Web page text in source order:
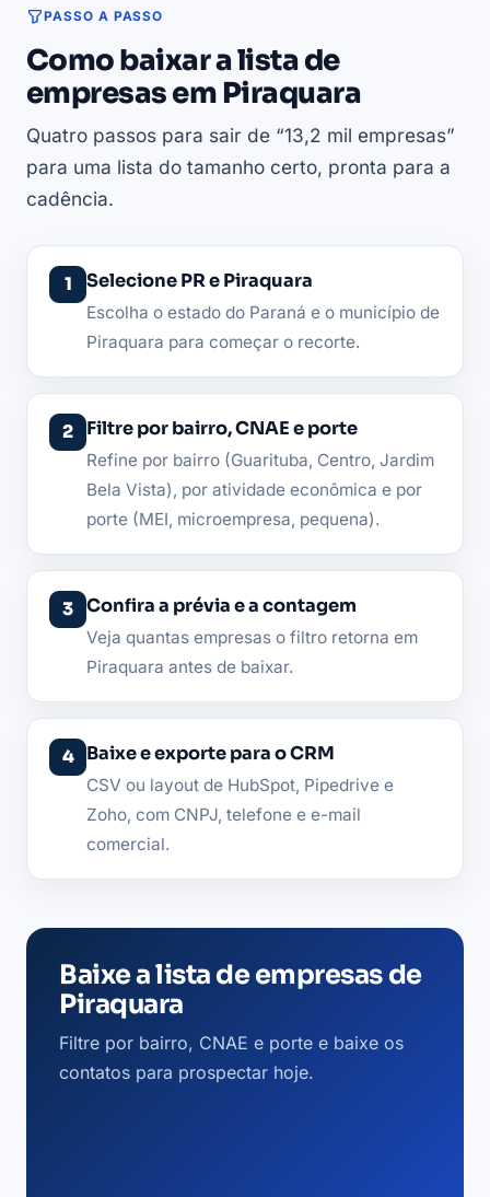
PASSO A PASSO
Como baixar a lista de
empresas em Piraquara
Quatro passos para sair de “13,2 mil empresas”
para uma lista do tamanho certo, pronta para a
cadência.
Selecione PR e Piraquara
Escolha o estado do Paraná e o município de
Piraquara para começar o recorte.
Filtre por bairro, CNAE e porte
Refine por bairro (Guarituba, Centro, Jardim
Bela Vista), por atividade econômica e por
porte (MEI, microempresa, pequena).
Confira a prévia e a contagem
Veja quantas empresas o filtro retorna em
Piraquara antes de baixar.
Baixe e exporte para o CRM
CSV ou layout de HubSpot, Pipedrive e
Zoho, com CNPJ, telefone e e-mail
comercial.
Baixe a lista de empresas de
Piraquara
Filtre por bairro, CNAE e porte e baixe os
contatos para prospectar hoje.